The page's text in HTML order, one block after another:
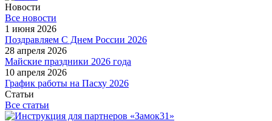
Новости
Все новости
1 июня 2026
Поздравляем С Днем России 2026
28 апреля 2026
Майские праздники 2026 года
10 апреля 2026
График работы на Пасху 2026
Статьи
Все статьи